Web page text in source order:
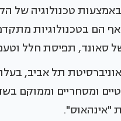
טכנולוגיה של
אף הם בטכנולוגיות
סאונד, תפיסת חלל
תל אביב,
ומסחריים וממוקם
"אינהאוס".